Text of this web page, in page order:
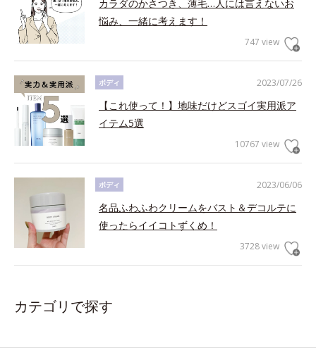
カラダのかさつき、薄毛…人には言えないお
悩み、一緒に考えます！
747 view
2023/07/26
ボディ
【これ使って！】地味だけどスゴイ実用派ア
イテム5選
10767 view
2023/06/06
ボディ
名品ふわふわクリームをバスト＆デコルテに
使ったらイイコトずくめ！
3728 view
カテゴリで探す